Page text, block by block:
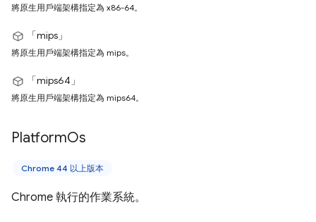
將原生用戶端架構指定為 x86-64。
「mips」
將原生用戶端架構指定為 mips。
「mips64」
將原生用戶端架構指定為 mips64。
PlatformOs
Chrome 44 以上版本
Chrome 執行的作業系統。